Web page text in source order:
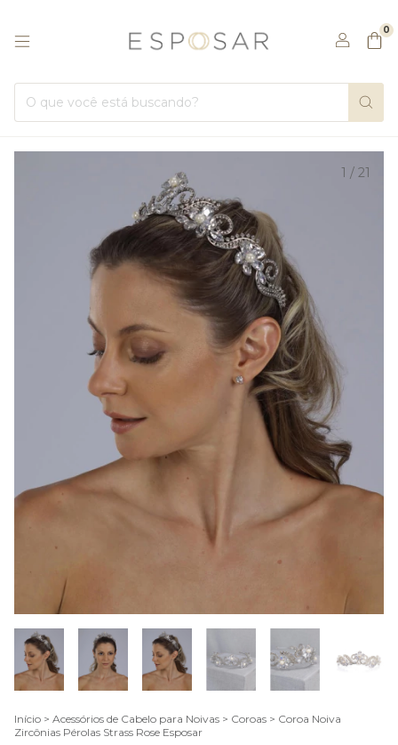
0
1 / 21
Início > Acessórios de Cabelo para Noivas > Coroas > Coroa Noiva
Zircônias Pérolas Strass Rose Esposar